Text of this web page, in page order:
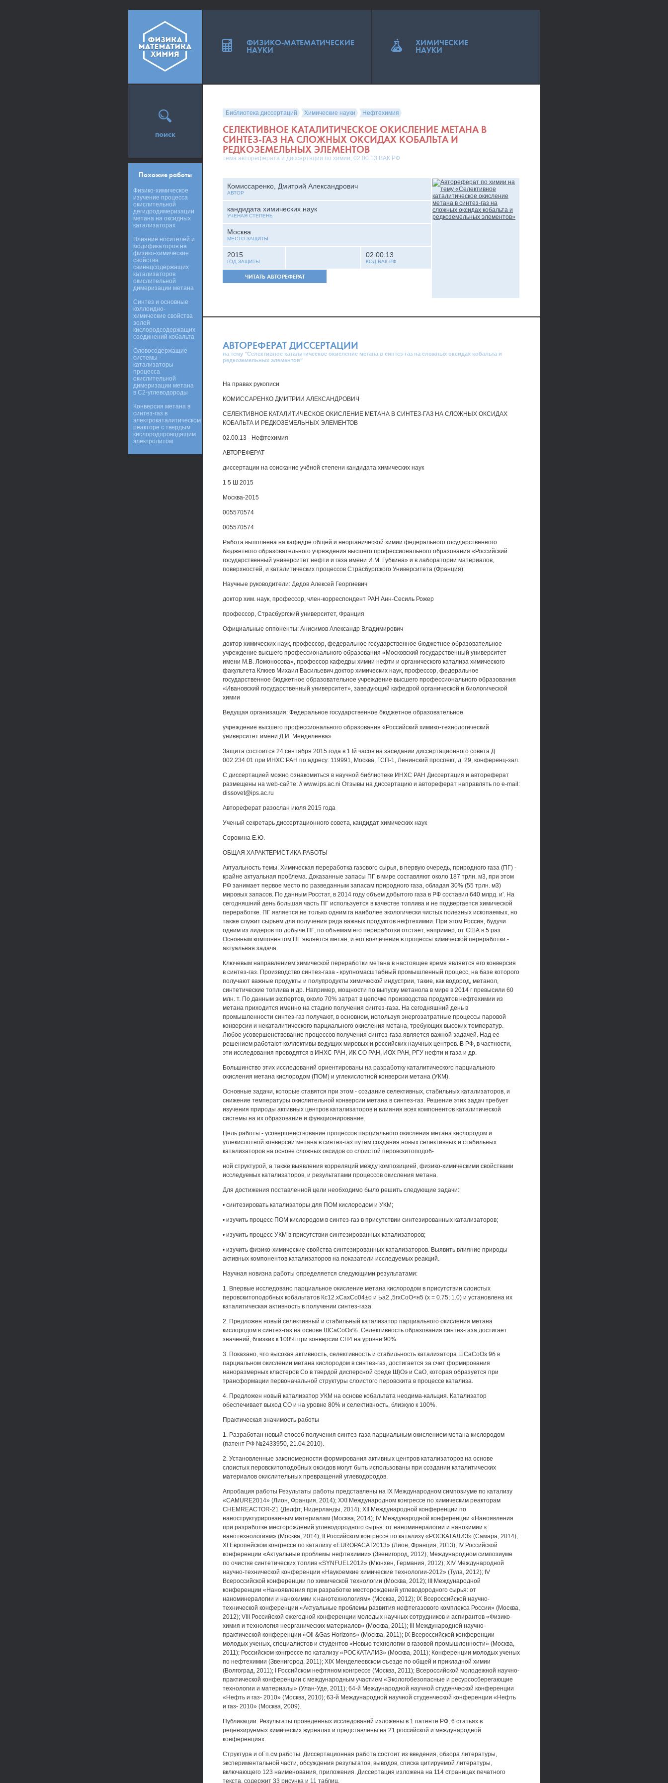
Библиотека диссертаций Химические науки Нефтехимия
СЕЛЕКТИВНОЕ КАТАЛИТИЧЕСКОЕ ОКИСЛЕНИЕ МЕТАНА В
СИНТЕЗ-ГАЗ НА СЛОЖНЫХ ОКСИДАХ КОБАЛЬТА И
РЕДКОЗЕМЕЛЬНЫХ ЭЛЕМЕНТОВ
тема автореферата и диссертации по химии, 02.00.13 ВАК РФ
Комиссаренко, Дмитрий Александрович
АВТОР
кандидата химических наук
УЧЕНАЯ СТЕПЕНЬ
Москва
МЕСТО ЗАЩИТЫ
2015
ГОД ЗАЩИТЫ
02.00.13
КОД ВАК РФ
ЧИТАТЬ АВТОРЕФЕРАТ
АВТОРЕФЕРАТ ДИССЕРТАЦИИ
на тему "Селективное каталитическое окисление метана в синтез-газ на сложных оксидах кобальта и
редкоземельных элементов"
На правах рукописи
КОМИССАРЕНКО ДМИТРИИ АЛЕКСАНДРОВИЧ
СЕЛЕКТИВНОЕ КАТАЛИТИЧЕСКОЕ ОКИСЛЕНИЕ МЕТАНА В СИНТЕЗ-ГАЗ НА СЛОЖНЫХ ОКСИДАХ
КОБАЛЬТА И РЕДКОЗЕМЕЛЬНЫХ ЭЛЕМЕНТОВ
02.00.13 - Нефтехимия
АВТОРЕФЕРАТ
диссертации на соискание учёной степени кандидата химических наук
1 5 Ш 2015
Москва-2015
005570574
005570574
Работа выполнена на кафедре общей и неорганической химии федерального государственного
бюджетного образовательного учреждения высшего профессионального образования «Российский
государственный университет нефти и газа имени И.М. Губкина» и в лаборатории материалов,
поверхностей, и каталитических процессов Страсбургского Университета (Франция).
Научные руководители: Дедов Алексей Георгиевич
доктор хим. наук, профессор, член-корреспондент РАН Анн-Сесиль Рожер
профессор, Страсбургский университет, Франция
Официальные оппоненты: Анисимов Александр Владимирович
доктор химических наук, профессор, федеральное государственное бюджетное образовательное
учреждение высшего профессионального образования «Московский государственный университет
имени М.В. Ломоносова», профессор кафедры химии нефти и органического катализа химического
факультета Клюев Михаил Васильевич доктор химических наук, профессор, федеральное
государственное бюджетное образовательное учреждение высшего профессионального образования
«Ивановский государственный университет», заведующий кафедрой органической и биологической
химии
Ведущая организация: Федеральное государственное бюджетное образовательное
учреждение высшего профессионального образования «Российский химико-технологический
университет имени Д.И. Менделеева»
Защита состоится 24 сентября 2015 года в 1 Iй часов на заседании диссертационного совета Д
002.234.01 при ИНХС РАН по адресу: 119991, Москва, ГСП-1, Ленинский проспект, д. 29, конференц-зал.
С диссертацией можно ознакомиться в научной библиотеке ИНХС РАН Диссертация и автореферат
размещены на web-сайте: // www.ips.ac.ni Отзывы на диссертацию и автореферат направлять по e-mail:
dissovet@ips.ac.ru
Автореферат разослан июля 2015 года
Ученый секретарь диссертационного совета, кандидат химических наук
Сорокина Е.Ю.
ОБЩАЯ ХАРАКТЕРИСТИКА РАБОТЫ
Актуальность темы. Химическая переработка газового сырья, в первую очередь, природного газа (ПГ) -
крайне актуальная проблема. Доказанные запасы ПГ в мире составляют около 187 трлн. м3, при этом
РФ занимает первое место по разведанным запасам природного газа, обладая 30% (55 трлн. м3)
мировых запасов. По данным Росстат, в 2014 году объем добытого газа в РФ составил 640 млрд. и'. На
сегодняшний день большая часть ПГ используется в качестве топлива и не подвергается химической
переработке. ПГ является не только одним га наиболее экологически чистых полезных ископаемых, но
также служит сырьем для получения ряда важных продуктов нефтехимии. При этом Россия, будучи
одним из лидеров по добыче ПГ, по объемам его переработки отстает, например, от США в 5 раз.
Основным компонентом ПГ является метан, и его вовлечение в процессы химической переработки -
актуальная задача.
Ключевым направлением химической переработки метана в настоящее время является его конверсия
в синтез-газ. Производство синтез-газа - крупномасштабный промышленный процесс, на базе которого
получают важные продукты и полупродукты химической индустрии, такие, как водород, метанол,
синтетические топлива и др. Например, мощности по выпуску метанола в мире в 2014 г превысили 60
млн. т. По данным экспертов, около 70% затрат в цепочке производства продуктов нефтехимии из
метана приходится именно на стадию получения синтез-газа. На сегодняшний день в
промышленности синтез-газ получают, в основном, используя энергозатратные процессы паровой
конверсии и некаталитического парциального окисления метана, требующих высоких температур.
Любое усовершенствование процессов получения синтез-газа является важной задачей. Над ее
решением работают коллективы ведущих мировых и российских научных центров. В РФ, в частности,
эти исследования проводятся в ИНХС РАН, ИК СО РАН, ИОХ РАН, РГУ нефти и газа и др.
Большинство этих исследований ориентированы на разработку каталитического парциального
окисления метана кислородом (ПОМ) и углекислотной конверсии метана (УКМ).
Основные задачи, которые ставятся при этом - создание селективных, стабильных катализаторов, и
снижение температуры окислительной конверсии метана в синтез-газ. Решение этих задач требует
изучения природы активных центров катализаторов и влияния всех компонентов каталитической
системы на их образование и функционирование.
Цель работы - усовершенствование процессов парциального окисления метана кислородом и
углекислотной конверсии метана в синтез-газ путем создания новых селективных и стабильных
катализаторов на основе сложных оксидов со слоистой перовскитоподоб-
ной структурой, а также выявления корреляций между композицией, физико-химическими свойствами
исследуемых катализаторов, и результатами процессов окисления метана.
Для достижения поставленной цели необходимо было решить следующие задачи:
• синтезировать катализаторы для ПОМ кислородом и УКМ;
• изучить процесс ПОМ кислородом в синтез-газ в присутствии синтезированных катализаторов;
• изучить процесс УКМ в присутствии синтезированных катализаторов;
• изучить физико-химические свойства синтезированных катализаторов. Выявить влияние природы
активных компонентов катализаторов на показатели исследуемых реакций.
Научная новизна работы определяется следующими результатами:
1. Впервые исследовано парциальное окисление метана кислородом в присутствии слоистых
перовскитоподобных кобальтатов Кс12.хСахСо04±о и Ьа2.,5гхСоО<н5 (х = 0.75; 1.0) и установлена их
каталитическая активность в получении синтез-газа.
2. Предложен новый селективный и стабильный катализатор парциального окисления метана
кислородом в синтез-газ на основе ШСаСоОз%. Селективность образования синтез-газа достигает
значений, близких к 100% при конверсии СН4 на уровне 90%.
3. Показано, что высокая активность, селективность и стабильность катализатора ШСаСоОз 9б в
парциальном окислении метана кислородом в синтез-газ, достигается за счет формирования
наноразмерных кластеров Со в твердой дисперсной среде Ш}Оэ и СаО, которая образуется при
трансформации первоначальной структуры слоистого перовскита в процессе катализа.
4. Предложен новый катализатор УКМ на основе кобальтата неодима-кальция. Катализатор
обеспечивает выход СО и на уровне 80% и селективность, близкую к 100%.
Практическая значимость работы
1. Разработан новый способ получения синтез-газа парциальным окислением метана кислородом
(патент РФ №2433950, 21.04.2010).
2. Установленные закономерности формирования активных центров катализаторов на основе
слоистых перовскитоподобных оксидов могут быть использованы при создании каталитических
материалов окислительных превращений углеводородов.
Апробация работы Результаты работы представлены на IX Международном симпозиуме по катализу
«CAMURE2014» (Лион, Франция, 2014); XXI Международном конгрессе по химическим реакторам
CHEMREACTOR-21 (Делфт, Нидерланды, 2014); XII Международной конференции по
наноструктурированным материалам (Москва, 2014); IV Международной конференции «Наноявления
при разработке месторождений углеводородного сырья: от наноминералогии и нанохимии к
нанотехнологиям» (Москва, 2014); II Российском конгрессе по катализу «РОСКАТАЛИЗ» (Самара, 2014);
XI Европейском конгрессе по катализу «EUROPACAT2013» (Лион, Франция, 2013); IV Российской
конференции «Актуальные проблемы нефтехимии» (Звенигород, 2012); Международном симпозиуме
по очистке синтетических топлив «SYNFUEL2012» (Мюнхен, Германия, 2012); XIV Международной
научно-технической конференции «Наукоемкие химические технологии-2012» (Тула, 2012); IV
Всероссийской конференции по химической технологии (Москва, 2012); III Международной
конференции «Наноявления при разработке месторождений углеводородного сырья: от
наноминералогии и нанохимии к нанотехнологиям» (Москва, 2012); IX Всероссийской научно-
технической конференции «Актуальные проблемы развития нефтегазового комплекса России» (Москва,
2012); VIII Российской ежегодной конференции молодых научных сотрудников и аспирантов «Физико-
химия и технология неорганических материалов» (Москва, 2011); III Международной научно-
практической конференции «Oil &Gas Horizons» (Москва, 2011); IX Всероссийской конференции
молодых ученых, специалистов и студентов «Новые технологии в газовой промышленности» (Москва,
2011); Российском конгрессе по катализу «РОСКАТАЛИЗ» (Москва, 2011); Конференции молодых ученых
по нефтехимии (Звенигород, 2011); XIX Менделеевском съезде по общей и прикладной химии
(Волгоград, 2011); I Российском нефтяном конгрессе (Москва, 2011); Всероссийской молодежной научно-
практической конференции с международным участием «Экологобезопасные и ресурсосберегающие
технологии и материалы» (Улан-Уде, 2011); 64-й Международной научной студенческой конференции
«Нефть и газ- 2010» (Москва, 2010); 63-й Международной научной студенческой конференции «Нефть
и газ- 2010» (Москва, 2009).
Публикации. Результаты проведенных исследований изложены в 1 патенте РФ, 6 статьях в
рецензируемых химических журналах и представлены на 21 российской и международной
конференциях.
Структура и оГп.см работы. Диссертационная работа состоит из введения, обзора литературы,
экспериментальной части, обсуждения результатов, выводов, списка цитируемой литературы,
включающего 123 наименования, приложения. Диссертация изложена на 114 страницах печатного
текста, содержит 33 рисунка и 11 таблиц.
поиск
Похожие работы
Физико-химическое
изучение процесса
окислительной
дегидродимеризации
метана на оксидных
катализаторах
Влияние носителей и
модификаторов на
физико-химические
свойства
свинецсодержащих
катализаторов
окислительной
димеризации метана
Синтез и основные
коллоидно-
химические свойства
золей
кислородсодержащих
соединений кобальта
Оловосодержащие
системы -
катализаторы
процесса
окислительной
димеризации метана
в C2-углеводороды
Конверсия метана в
синтез-газ в
электрокаталитическом
реакторе с твердым
кислородпроводящим
электролитом
ФИЗИКО-МАТЕМАТИЧЕСКИЕ
НАУКИ
ХИМИЧЕСКИЕ
НАУКИ